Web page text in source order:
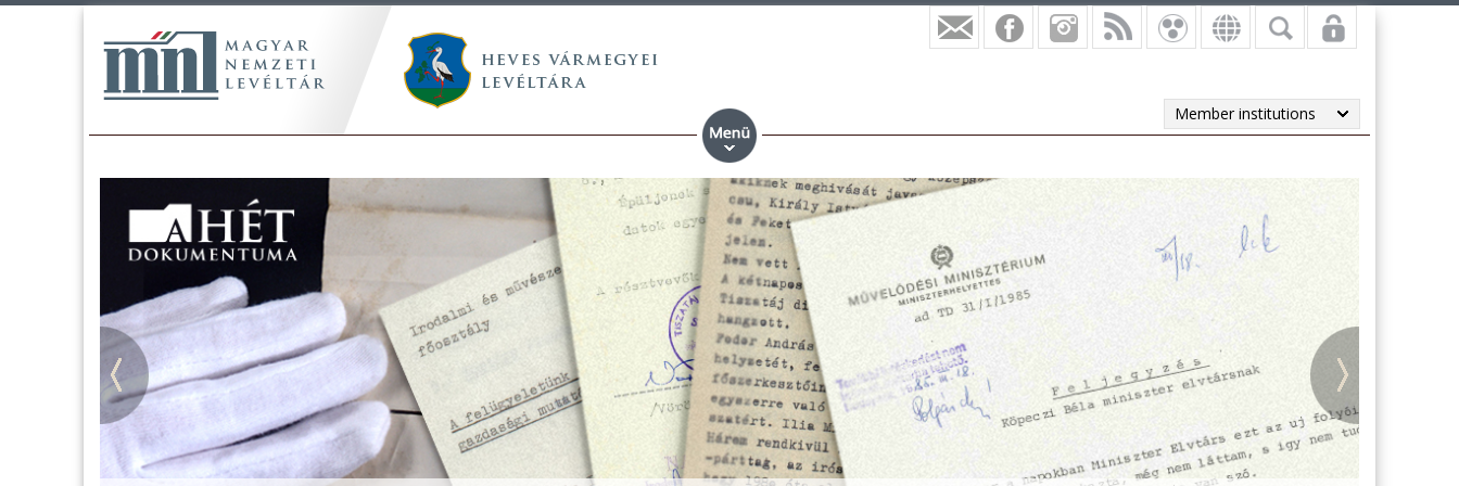
Member institutions
Tájékoztatás a Pest vármegyei állami anyakönyvi másodpéldányok